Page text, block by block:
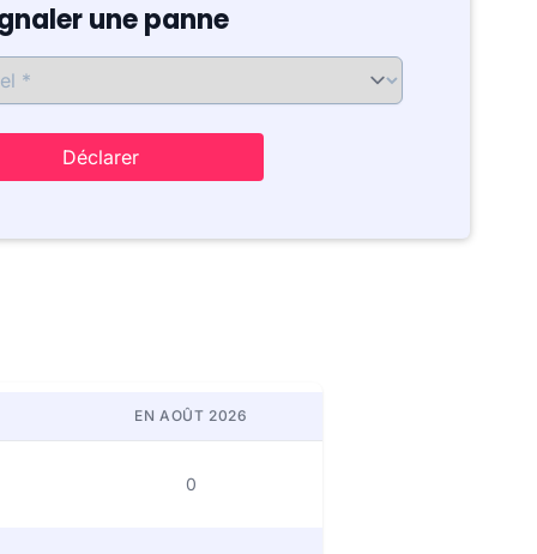
une panne
Déclarer
EN AOÛT 2026
0